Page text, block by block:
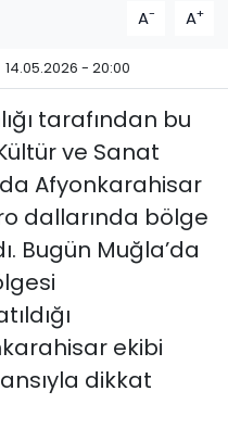
A- A+
14.05.2026 - 20:00
tarafından bu
ve Sanat
Afyonkarahisar
dallarında bölge
Bugün Muğla’da
ekibi
dikkat